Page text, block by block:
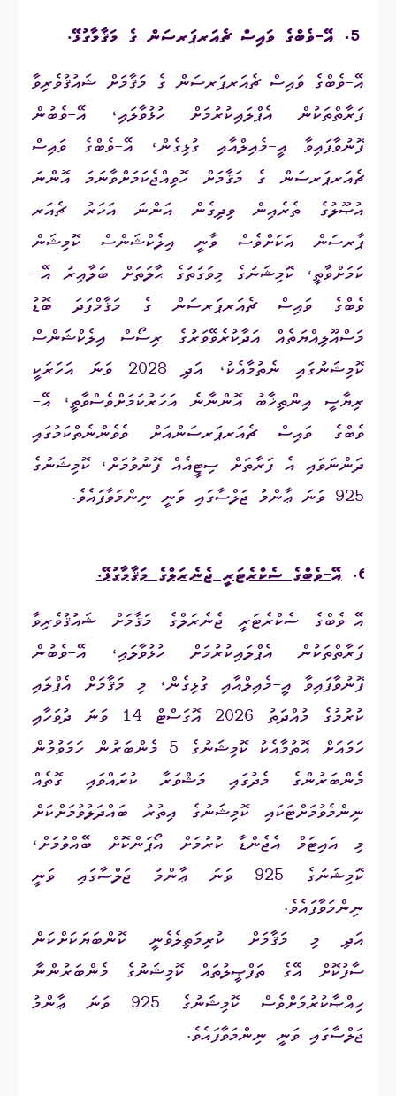
5. އޭ-ވެބްގެ ވައިސް ޗެއަރޕަރސަން ގެ މަޤާމާގުޅޭ.
އޭ-ވެބްގެ ވައިސް ޗެއަރޕަރސަން ގެ މަޤާމަށް ޝައުޤުވެރިވާ
ފަރާތްތަކުން އެޕްލައިކުރުމަށް ހުޅުވާލައި، އޭ-ވެބުން
ފޮނުވާފައިވާ އީ-މެއިލްއާއި ގުޅިގެން، އޭ-ވެބްގެ ވައިސް
ޗެއަރޕަރސަން ގެ މަޤާމަށް ހޮވިއްޖެކަމަށްވާނަމަ އޮންނަ
އުޞޫލުގެ ތެރެއިން ވިދިގެން އަންނަ އަހަރު ޗެއަރ
ޕާރސަން އަކަށްވެސް ވާނީ އިލެކްޝަންސް ކޮމިޝަން
ކަމަށްވާތީ، ކޮމިޝަނުގެ މިވަގުތުގެ ޙާލަތަށް ބަލާއިރު އޭ-
ވެބްގެ ވައިސް ޗެއަރޕަރސަން ގެ މަޤާމްފަދަ ބޮޑު
މަސްއޫލިއްޔަތެއް އަދާކުރެވޭވަރުގެ ރިސޯސް އިލެކްޝަންސް
ކޮމިޝަނުގައި ނެތުމާއެކު، އަދި 2028 ވަނަ އަހަރަކީ
ރިޔާސީ އިންތިޚާބު އޮންނާނެ އަހަރުކަމަށްވެސްވާތީ، އޭ-
ވެބްގެ ވައިސް ޗެއަރޕަރސަންއަށް ވެވެންނެތްކަމުގައި
ދަންނަވައި އެ ފަރާތަށް ސިޓީއެއް ފޮނުވުމަށް، ކޮމިޝަނުގެ
925 ވަނަ ޢާންމު ޖަލްސާގައި ވަނީ ނިންމަވާފައެވެ.
6. އޭ-ވެބްގެ ސެކްރެޓަރީ ޖެނެރަލްގެ މަޤާމާގުޅޭ.
އޭ-ވެބްގެ ސެކްރެޓަރީ ޖެނެރަލްގެ މަޤާމަށް ޝައުޤުވެރިވާ
ފަރާތްތަކުން އެޕްލައިކުރުމަށް ހުޅުވާލައި، އޭ-ވެބުން
ފޮނުވާފައިވާ އީ-މެއިލްއާއި ގުޅިގެން، މި މަޤާމަށް އެޕްލައި
ކުރުމުގެ މުއްދަތު 2026 އޮގަސްޓް 14 ވަނަ ދުވަހާއި
ހަމައަށް އޮތުމާއެކު ކޮމިޝަނުގެ 5 މެންބަރުން ހަމަވުމުން
މެންބަރުންގެ މެދުގައި މަޝްވަރާ ކުރައްވައި ގޮތެއް
ނިންމެވުމަށްޓަކައި ކޮމިޝަނުގެ އިތުރު ބައްދަލުވުމަށްކަށް
މި އައިޓަމް އެޖެންޑާ ކުރުމަށް އޯޕަންކޮށް ބޭއްވުމަށް،
ކޮމިޝަނުގެ 925 ވަނަ ޢާންމު ޖަލްސާގައި ވަނީ
ނިންމަވާފައެވެ.
އަދި މި މަޤާމަށް ކުރިމަތިލެވެނީ ކޮންބަޔަކަށްކަން
ސާފުކޮށް އޭގެ ތަފްޞީލުތައް ކޮމިޝަނުގެ މެންބަރުންނާ
ޙިއްޞާކުރުމަށްވެސް ކޮމިޝަނުގެ 925 ވަނަ ޢާންމު
ޖަލްސާގައި ވަނީ ނިންމަވާފައެވެ.